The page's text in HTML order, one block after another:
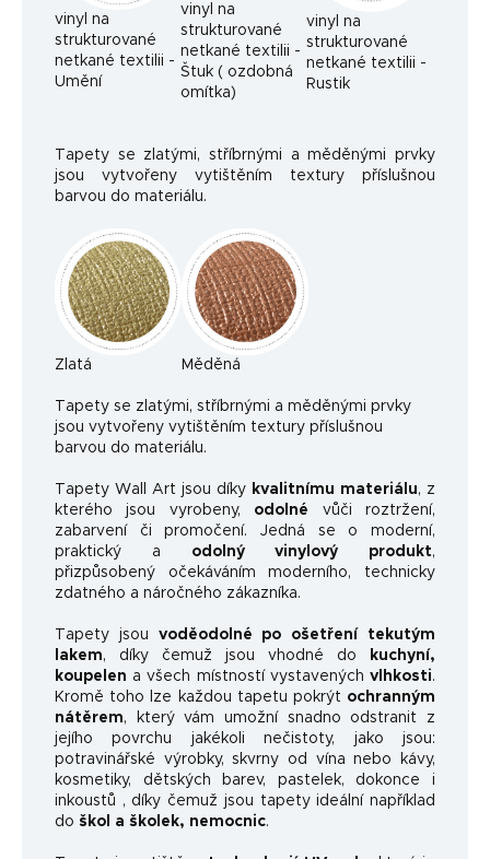
vinyl na
strukturované
netkané textilii -
Umění
vinyl na
strukturované
netkané textilii -
Štuk ( ozdobná
omítka)
vinyl na
strukturované
netkané textilii -
Rustik
Tapety se zlatými, stříbrnými a měděnými prvky
jsou vytvořeny vytištěním textury příslušnou
barvou do materiálu.
Zlatá Měděná
Tapety se zlatými, stříbrnými a měděnými prvky
jsou vytvořeny vytištěním textury příslušnou
barvou do materiálu.
Tapety Wall Art jsou díky kvalitnímu materiálu, z
kterého jsou vyrobeny, odolné vůči roztržení,
zabarvení či promočení. Jedná se o moderní,
praktický a
odolný vinylový produkt,
přizpůsobený očekáváním moderního, technicky
zdatného a náročného zákazníka.
Tapety jsou voděodolné po ošetření tekutým
lakem, díky čemuž jsou vhodné do
kuchyní,
koupelen a všech místností vystavených vlhkosti.
Kromě toho lze každou tapetu pokrýt ochranným
nátěrem, který vám umožní snadno odstranit z
jejího povrchu jakékoli nečistoty, jako jsou:
potravinářské výrobky, skvrny od vína nebo kávy,
kosmetiky, dětských barev, pastelek, dokonce i
inkoustů , díky čemuž jsou tapety ideální například
do škol a školek, nemocnic.